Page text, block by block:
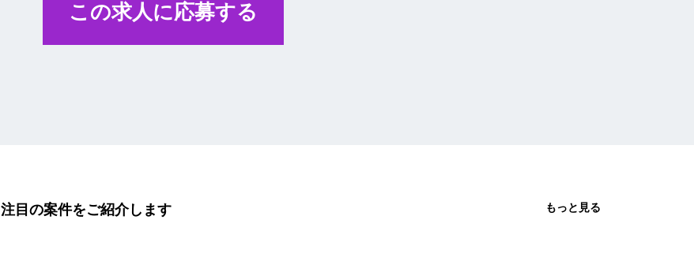
この求人に応募する
もっと見る
注目の案件をご紹介します